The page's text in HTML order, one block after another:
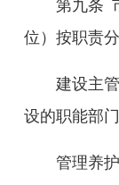
第九条
位）按职责
建设主
设的职能部门
管理养